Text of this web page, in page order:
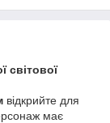
світової
відкрийте для
має